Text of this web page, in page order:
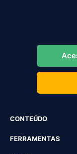
CONTEÚDO
FERRAMENTAS